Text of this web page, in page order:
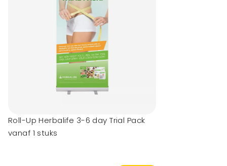
Roll-Up Herbalife 3-6 day Trial Pack
vanaf 1 stuks